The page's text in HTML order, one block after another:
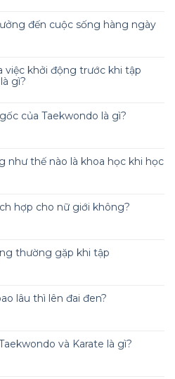
đến cuộc sống hàng ngày
việc khởi động trước khi tập
gì?
của Taekwondo là gì?
như thế nào là khoa học khi học
hợp cho nữ giới không?
thường gặp khi tập
lâu thì lên đai đen?
và Karate là gì?